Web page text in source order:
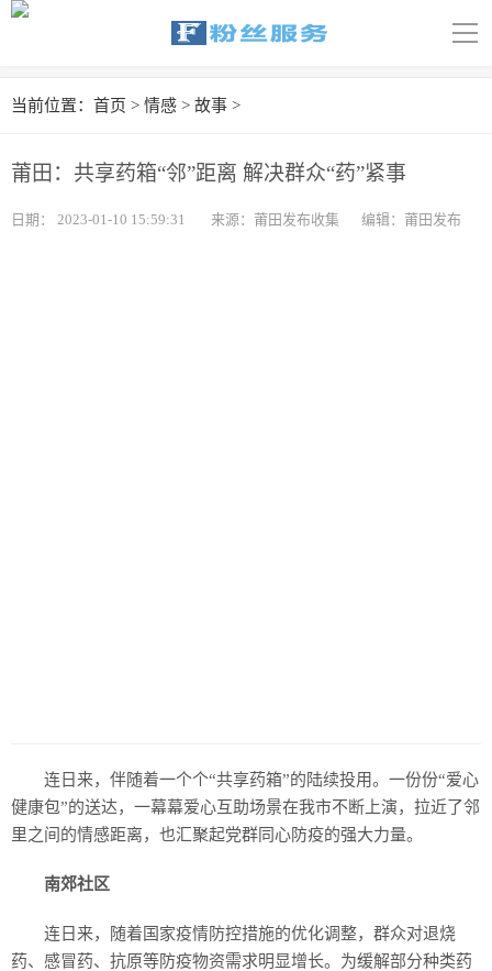
导
首页
当前位置： 首页 > 情感 > 故事 >
莆田：共享药箱“邻”距离 解决群众“药”紧事
日期： 2023-01-10 15:59:31 来源：莆田发布收集 编辑：莆田发布
连日来，伴随着一个个“共享药箱”的陆续投用。一份份“爱心
健康包”的送达，一幕幕爱心互助场景在我市不断上演，拉近了邻
里之间的情感距离，也汇聚起党群同心防疫的强大力量。
南郊社区
连日来，随着国家疫情防控措施的优化调整，群众对退烧
药、感冒药、抗原等防疫物资需求明显增长。为缓解部分种类药